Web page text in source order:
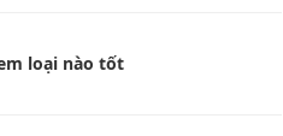
loại nào tốt